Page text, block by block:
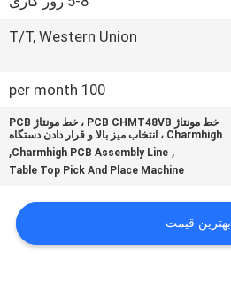
T/T, Western Union
100 per month
خط مونتاژ PCB CHMT48VB ، خط مونتاژ PCB
Charmhigh ، انتخاب میز بالا و قرار دادن دستگاه
,
Charmhigh PCB Assembly Line
,
Table Top Pick And Place Machine
بهترین قیمت